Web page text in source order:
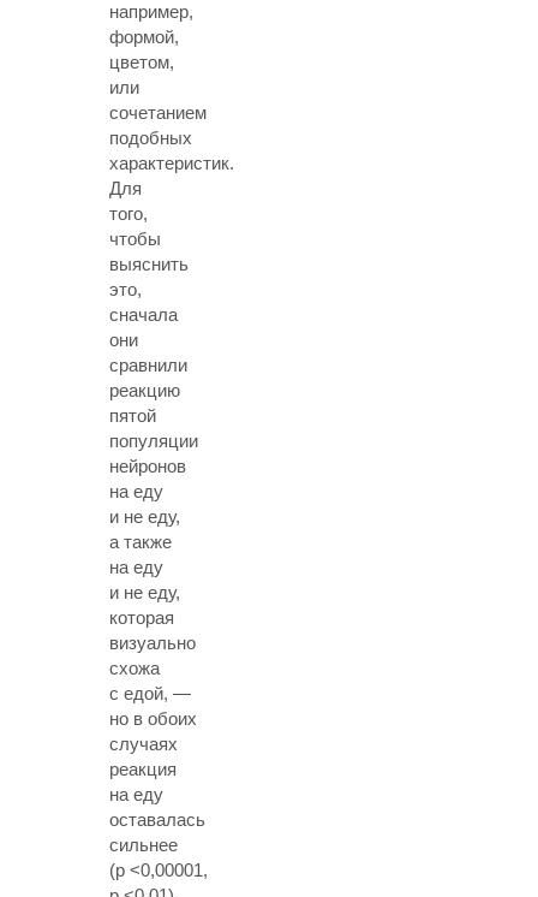
например,
формой,
цветом,
или
сочетанием
подобных
характеристик.
Для
того,
чтобы
выяснить
это,
сначала
они
сравнили
реакцию
пятой
популяции
нейронов
на еду
и не еду,
а также
на еду
и не еду,
которая
визуально
схожа
с едой, —
но в обоих
случаях
реакция
на еду
оставалась
сильнее
(p <0,00001,